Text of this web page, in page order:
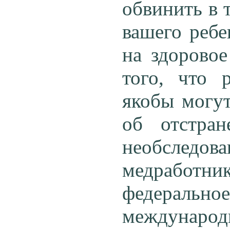
обвинить в
вашего
на
того, что
якобы
об